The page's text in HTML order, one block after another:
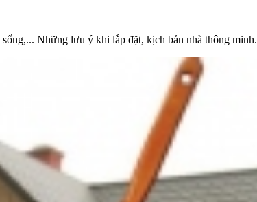
Những lưu ý khi lắp đặt, kịch bản nhà thông minh.